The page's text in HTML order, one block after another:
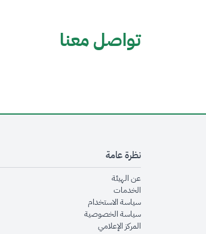
تواصل معنا
نظرة عامة
عن الهيئةopens in new window
الخدماتopens in new window
سياسة الاستخدام
سياسة الخصوصيةopens in new window
المركز الإعلاميopens in new window